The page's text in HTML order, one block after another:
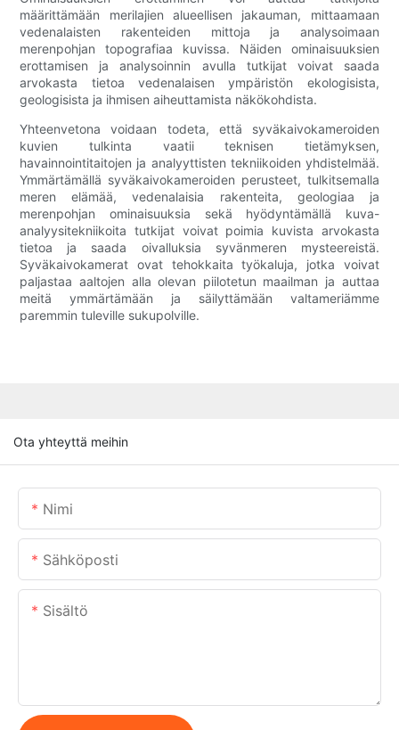
määrittämään merilajien alueellisen jakauman, mittaamaan
vedenalaisten rakenteiden mittoja ja analysoimaan
merenpohjan topografiaa kuvissa. Näiden ominaisuuksien
erottamisen ja analysoinnin avulla tutkijat voivat saada
arvokasta tietoa vedenalaisen ympäristön ekologisista,
geologisista ja ihmisen aiheuttamista näkökohdista.
Yhteenvetona voidaan todeta, että syväkaivokameroiden
kuvien tulkinta vaatii teknisen tietämyksen,
havainnointitaitojen ja analyyttisten tekniikoiden yhdistelmää.
Ymmärtämällä syväkaivokameroiden perusteet, tulkitsemalla
meren elämää, vedenalaisia ​​rakenteita, geologiaa ja
merenpohjan ominaisuuksia sekä hyödyntämällä kuva-
analyysitekniikoita tutkijat voivat poimia kuvista arvokasta
tietoa ja saada oivalluksia syvänmeren mysteereistä.
Syväkaivokamerat ovat tehokkaita työkaluja, jotka voivat
paljastaa aaltojen alla olevan piilotetun maailman ja auttaa
meitä ymmärtämään ja säilyttämään valtameriämme
paremmin tuleville sukupolville.
Ota yhteyttä meihin
Nimi
Sähköposti
Sisältö